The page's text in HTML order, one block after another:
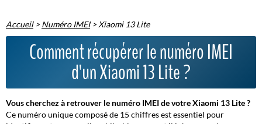
Accueil>Numéro IMEI>Xiaomi 13 Lite
Comment récupérer le numéro IMEI
d'un Xiaomi 13 Lite ?
Vous cherchez à retrouver le numéro IMEI de votre Xiaomi 13 Lite ?
Ce numéro unique composé de 15 chiffres est essentiel pour